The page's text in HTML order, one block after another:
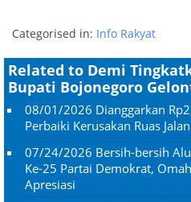
Categorised in: Info Rakyat
Related to Demi
Bupati Bojonegoro
08/01/2026 Dianggarkan
Perbaiki Kerusakan Ruas
07/24/2026 Bersih-bersih
Ke-25 Partai Demokrat,
Apresiasi